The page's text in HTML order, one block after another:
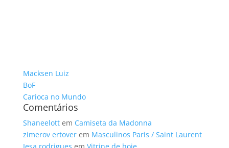
Macksen Luiz
BoF
Carioca no Mundo
Comentários
Shaneelottem Camiseta da Madonna
zimerov ertoverem Masculinos Paris / Saint Laurent